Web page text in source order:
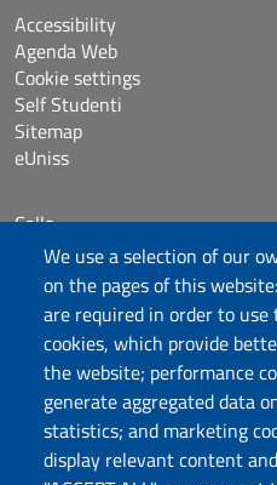
We use a selection of our
on the pages of this
are required in order to
cookies, which provide
the website; performance
generate aggregated data
statistics; and marketing
display relevant content
Università degli Studi di
Accessibility
Agenda Web
Cookie settings
Self Studenti
Sitemap
eUniss
Calls
Dichiarazione di accessibilità
Posta elettronica @uniss.it
Protocollo
Follow us